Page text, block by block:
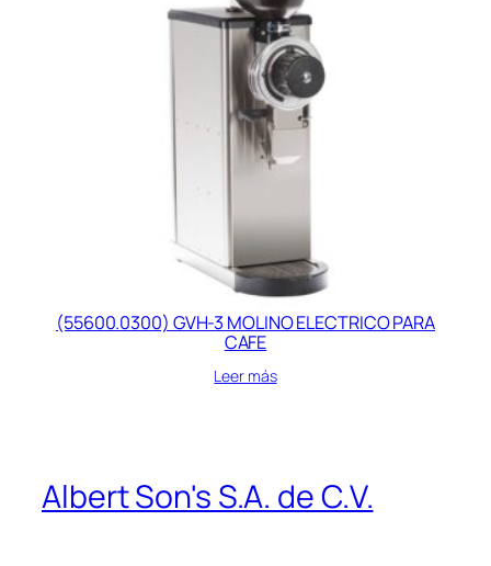
(55600.0300) GVH-3 MOLINO ELECTRICO PARA
CAFE
Leer más
Albert Son's S.A. de C.V.